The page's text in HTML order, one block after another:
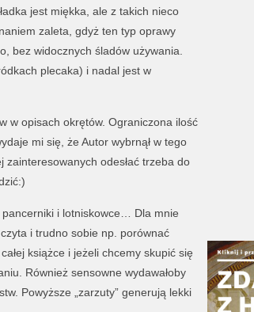
jest miękka, ale z takich nieco
zaleta, gdyż ten typ oprawy
bez widocznych śladów używania.
plecaka) i nadal jest w
w opisach okrętów. Ograniczona ilość
mi się, że Autor wybrnął w tego
odesłać trzeba do
i lotniskowce… Dla mnie
i trudno sobie np. porównać
książce i jeżeli chcemy skupić się
Również sensowne wydawałoby
Powyższe „zarzuty” generują lekki